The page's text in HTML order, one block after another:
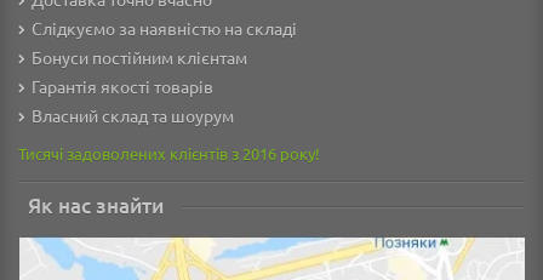
Слідкуємо за наявністю на складі
Бонуси постійним клієнтам
Гарантія якості товарів
Власний склад та шоурум
Тисячі задоволених клієнтів з 2016 року!
Як нас знайти